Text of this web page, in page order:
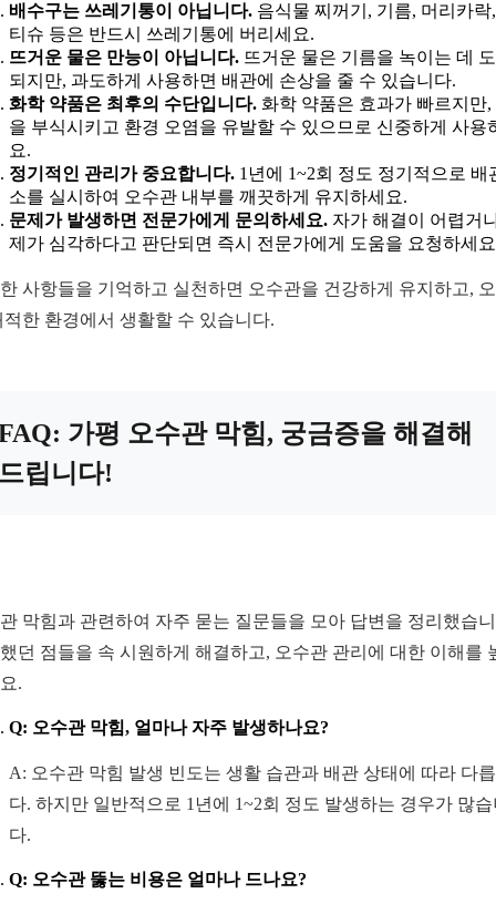
배수구는 쓰레기통이 아닙니다. 음식물 찌꺼기, 기름, 머리카락
티슈 등은 반드시 쓰레기통에 버리세요.
뜨거운 물은 만능이 아닙니다. 뜨거운 물은 기름을 녹이는 데
되지만, 과도하게 사용하면 배관에 손상을 줄 수 있습니다.
화학 약품은 최후의 수단입니다. 화학 약품은 효과가 빠르지만,
을 부식시키고 환경 오염을 유발할 수 있으므로 신중하게 사용
요.
정기적인 관리가 중요합니다. 1년에 1~2회 정도 정기적으로 배
소를 실시하여 오수관 내부를 깨끗하게 유지하세요.
문제가 발생하면 전문가에게 문의하세요. 자가 해결이 어렵거
제가 심각하다고 판단되면 즉시 전문가에게 도움을 요청하세
사항들을 기억하고 실천하면 오수관을 건강하게 유지하고,
적한 환경에서 생활할 수 있습니다.
가평 오수관 막힘, 궁금증을 해결해
립니다!
막힘과 관련하여 자주 묻는 질문들을 모아 답변을 정리했습
던 점들을 속 시원하게 해결하고, 오수관 관리에 대한 이해를
.
Q: 오수관 막힘, 얼마나 자주 발생하나요?
A: 오수관 막힘 발생 빈도는 생활 습관과 배관 상태에 따라 다
다. 하지만 일반적으로 1년에 1~2회 정도 발생하는 경우가 많
다.
Q: 오수관 뚫는 비용은 얼마나 드나요?